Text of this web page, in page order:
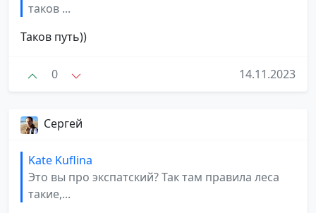
таков ...
Таков путь))
0 14.11.2023
Сергей
Kate Kuflina
Это вы про экспатский? Так там правила леса
такие,...